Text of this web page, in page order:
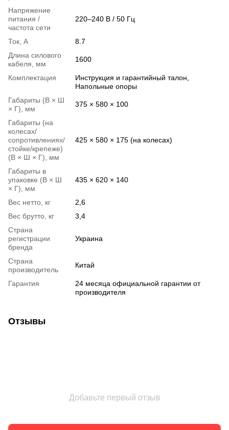
Напряжение
питания /
частота сети
220–240 В / 50 Гц
Ток, А
8.7
Длина силового
кабеля, мм
1600
Комплектация
Инструкция и гарантийный талон,
Напольные опоры
Габариты (В × Ш
× Г), мм
375 × 580 × 100
Габариты (на
колесах/
сопротивлениях/
стойке/крепеже)
(В × Ш × Г), мм
425 × 580 × 175 (на колесах)
Габариты в
упаковке (В × Ш
× Г), мм
435 × 620 × 140
Вес нетто, кг
2,6
Вес брутто, кг
3,4
Страна
регистрации
бренда
Украина
Страна
производитель
Китай
Гарантия
24 месяца официальной гарантии от
производителя
Отзывы
Добавьте первый отзыв